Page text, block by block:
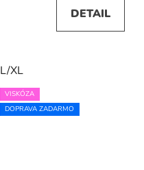
DETAIL
L/XL
VISKÓZA
DOPRAVA ZADARMO